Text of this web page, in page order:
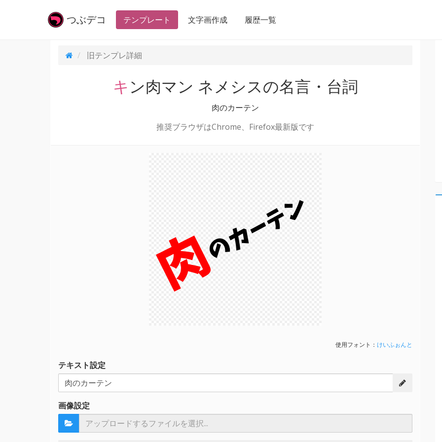
つぶデコ テンプレート 文字画作成 履歴一覧
旧テンプレ詳細
キン肉マン ネメシスの名言・台詞
肉のカーテン
推奨ブラウザはChrome、Firefox最新版です
肉のカーテン
使用フォント： けいふぉんと
テキスト設定
画像設定